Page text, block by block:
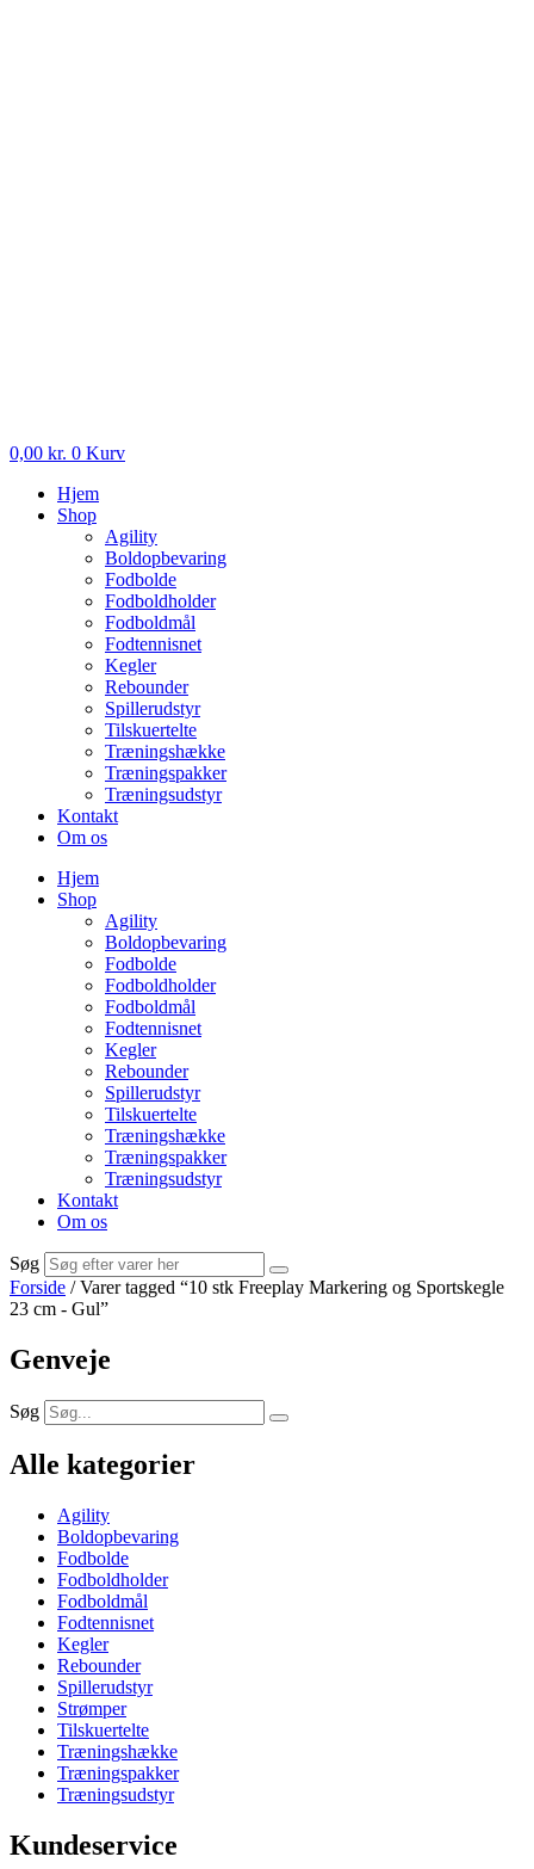
0,00 kr. 0 Kurv
Hjem
Shop
Agility
Boldopbevaring
Fodbolde
Fodboldholder
Fodboldmål
Fodtennisnet
Kegler
Rebounder
Spillerudstyr
Tilskuertelte
Træningshække
Træningspakker
Træningsudstyr
Kontakt
Om os
Hjem
Shop
Agility
Boldopbevaring
Fodbolde
Fodboldholder
Fodboldmål
Fodtennisnet
Kegler
Rebounder
Spillerudstyr
Tilskuertelte
Træningshække
Træningspakker
Træningsudstyr
Kontakt
Om os
Søg
Forside / Varer tagged “10 stk Freeplay Markering og Sportskegle
23 cm - Gul”
Genveje
Søg
Alle kategorier
Agility
Boldopbevaring
Fodbolde
Fodboldholder
Fodboldmål
Fodtennisnet
Kegler
Rebounder
Spillerudstyr
Strømper
Tilskuertelte
Træningshække
Træningspakker
Træningsudstyr
Kundeservice